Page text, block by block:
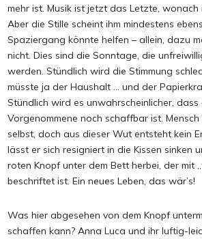
mehr ist. Musik ist jetzt das Letzte, wonach
Aber die Stille scheint ihm mindestens
Spaziergang könnte helfen – allein, dazu
nicht. Dies sind die Sonntage, die
werden. Stündlich wird die Stimmung
müsste ja der Haushalt … und der
Stündlich wird es unwahrscheinlicher, dass
Vorgenommene noch schaffbar ist.
selbst, doch aus dieser Wut entsteht kein
lässt er sich resigniert in die Kissen sinken
roten Knopf unter dem Bett herbei, der mit
beschriftet ist. Ein neues Leben, das wär’s!
Was hier abgesehen von dem Knopf
schaffen kann? Anna Luca und ihr luftig-